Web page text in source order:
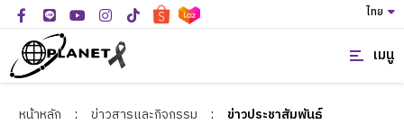
ไทย
เมนู
หน้าหลัก : ข่าวสารและกิจกรรม :
ข่าวประชาสัมพันธ์